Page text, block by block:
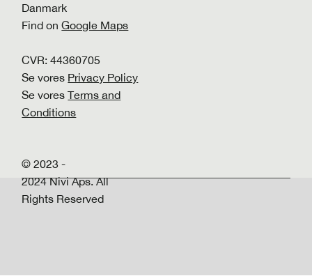
Danmark
Find onGoogle Maps
CVR: 44360705
Se vores Privacy Policy
Se voresTerms and
Conditions
© 2023 -
2024 Nivi Aps. All
Rights Reserved